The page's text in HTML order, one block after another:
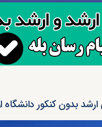
بدون کنکور دانشگاه اراک